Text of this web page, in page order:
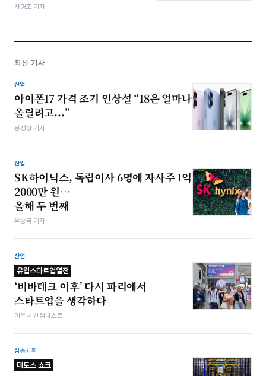
차형조 기자
최신 기사
산업
아이폰17 가격 조기 인상설 “18은 얼마나
올릴려고...”
봉성창 기자
산업
SK하이닉스, 독립이사 6명에 자사주 1억
2000만 원…
올해 두 번째
우종국 기자
산업
유럽스타트업열전
‘비바테크 이후’ 다시 파리에서
스타트업을 생각하다
이은서 칼럼니스트
심층기획
미토스 쇼크